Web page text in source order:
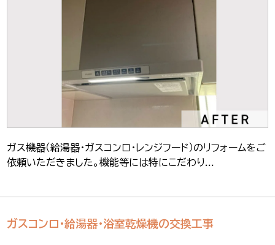
ガス機器（給湯器・ガスコンロ・レンジフード）のリフォームをご
依頼いただきました。機能等には特にこだわり...
ガスコンロ・給湯器・浴室乾燥機の交換工事